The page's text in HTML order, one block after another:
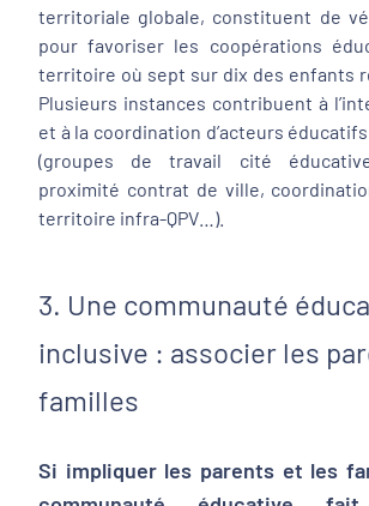
territoriale globale, constituent de
pour favoriser les coopérations
territoire où sept sur dix des enfants
Plusieurs instances contribuent à
et à la coordination d’acteurs
(groupes de travail cité
proximité contrat de ville,
territoire infra-QPV…).
3. Une communauté
inclusive : associer les
familles
Si impliquer les parents et les